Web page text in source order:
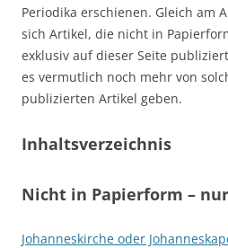
Periodika erschienen. Gleich am
sich Artikel, die nicht in
exklusiv auf dieser Seite
es vermutlich noch mehr von
publizierten Artikel geben.
Inhaltsverzeichnis
Nicht in Papierform –
Johanneskirche oder